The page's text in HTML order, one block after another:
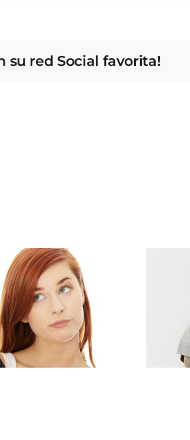
su red Social favorita!
6 mitos vaginales
que debes dejar
de creer ahora
mismo